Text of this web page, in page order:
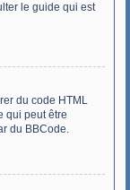
le guide qui est
du code HTML
qui peut être
du BBCode.